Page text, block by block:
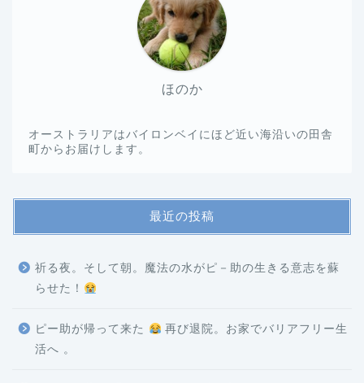
ほのか
オーストラリアはバイロンベイにほど近い海沿いの田舎
町からお届けします。
最近の投稿
祈る夜。そして朝。魔法の水がピ－助の生きる意志を蘇
らせた！
ピー助が帰って来た
再び退院。お家でバリアフリー生
活へ 。